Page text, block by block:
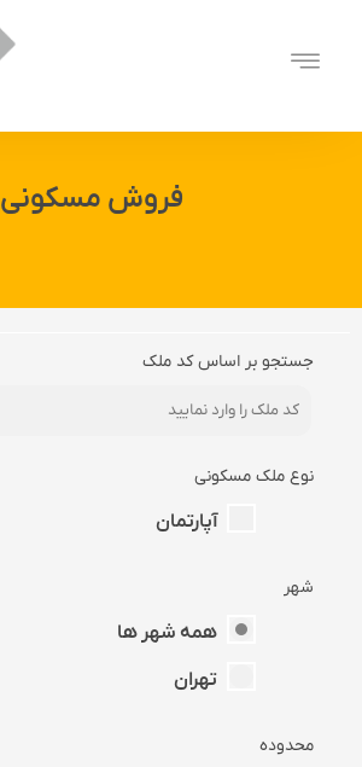
فروش مسکونی
جستجو بر اساس کد ملک
نوع ملک مسکونی
آپارتمان
شهر
همه شهر ها
تهران
محدوده